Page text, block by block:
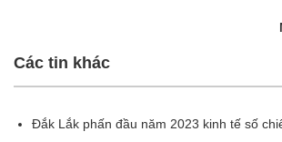
Các tin khác
Đắk Lắk phấn đầu năm 2023 kinh tế số